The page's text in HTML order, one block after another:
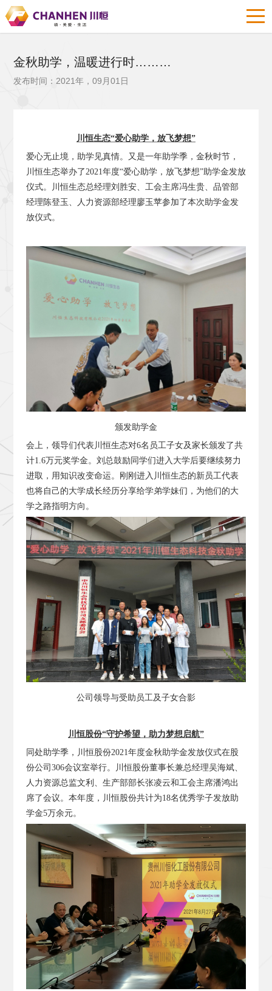
金秋助学，温暖进行时………
发布时间：2021年，09月01日
川恒生态“爱心助学，放飞梦想”
爱心无止境，助学见真情。又是一年助学季，金秋时节，
川恒生态举办了2021年度“爱心助学，放飞梦想”助学金发放
仪式。川恒生态总经理刘胜安、工会主席冯生贵、品管部
经理陈登玉、人力资源部经理廖玉苹参加了本次助学金发
放仪式。
颁发助学金
会上，领导们代表川恒生态对6名员工子女及家长颁发了共
计1.6万元奖学金。刘总鼓励同学们进入大学后要继续努力
进取，用知识改变命运。刚刚进入川恒生态的新员工代表
也将自己的大学成长经历分享给学弟学妹们，为他们的大
学之路指明方向。
公司领导与受助员工及子女合影
川恒股份“守护希望，助力梦想启航”
同处助学季，川恒股份2021年度金秋助学金发放仪式在股
份公司306会议室举行。川恒股份董事长兼总经理吴海斌、
人力资源总监文利、生产部部长张凌云和工会主席潘鸿出
席了会议。本年度，川恒股份共计为18名优秀学子发放助
学金5万余元。